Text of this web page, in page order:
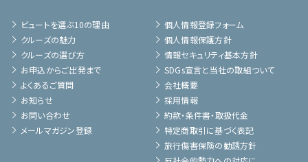
ビュートを選ぶ10の理由
クルーズの魅力
クルーズの選び方
お申込からご出発まで
よくあるご質問
お知らせ
お問い合わせ
メールマガジン登録
個人情報登録フォーム
個人情報保護方針
情報セキュリティ基本方針
SDGs宣言と当社の取組ついて
会社概要
採用情報
約款・条件書・取扱代金
特定商取引に基づく表記
旅行傷害保険の勧誘方針